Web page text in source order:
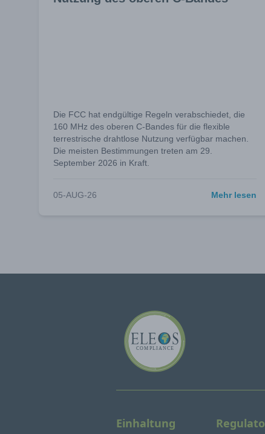
Die FCC hat endgültige Regeln verabschiedet, die
160 MHz des oberen C-Bandes für die flexible
terrestrische drahtlose Nutzung verfügbar machen.
Die meisten Bestimmungen treten am 29.
September 2026 in Kraft.
05-AUG-26 Mehr lesen
Einhaltung